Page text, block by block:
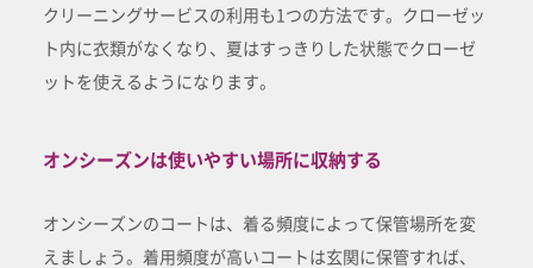
クリーニングサービスの利用も1つの方法です。クローゼッ
ト内に衣類がなくなり、夏はすっきりした状態でクローゼ
ットを使えるようになります。
オンシーズンは使いやすい場所に収納する
オンシーズンのコートは、着る頻度によって保管場所を変
えましょう。着用頻度が高いコートは玄関に保管すれば、